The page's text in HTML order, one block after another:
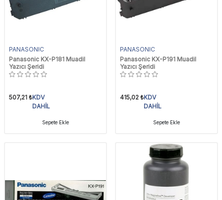
PANASONIC
Panasonic KX-P181 Muadil
Yazıcı Şeridi
507,21 ₺KDV
DAHİL
Sepete Ekle
PANASONIC
Panasonic KX-P191 Muadil
Yazıcı Şeridi
415,02 ₺KDV
DAHİL
Sepete Ekle